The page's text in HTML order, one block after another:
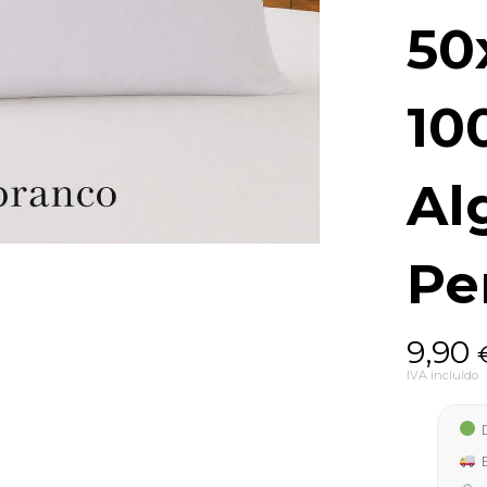
9,90
IVA incluído